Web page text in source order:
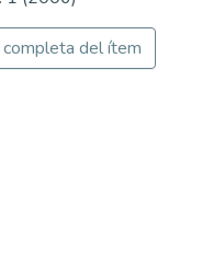
completa del ítem